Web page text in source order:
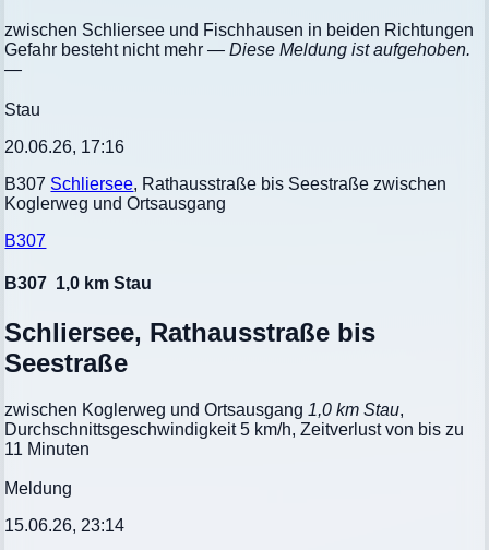
zwischen Schliersee und Fischhausen in beiden Richtungen
Gefahr besteht nicht mehr— Diese Meldung ist aufgehoben.
—
Stau
20.06.26, 17:16
B307 Schliersee, Rathausstraße bis Seestraße zwischen
Koglerweg und Ortsausgang
B307
B307 1,0 km Stau
Schliersee, Rathausstraße bis
Seestraße
zwischen Koglerweg und Ortsausgang 1,0 km Stau,
Durchschnittsgeschwindigkeit 5 km/h, Zeitverlust von bis zu
11 Minuten
Meldung
15.06.26, 23:14